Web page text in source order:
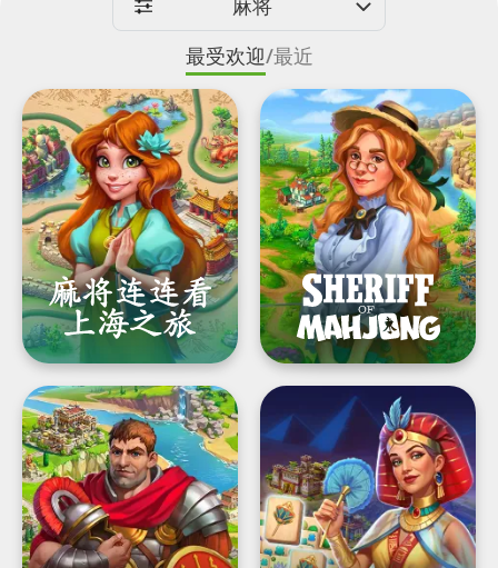
麻将
最受欢迎/最近
麻
将
连
连
看
-
上
海
之
旅
Sheriff
of
Mahjong®:
麻
将
游
戏
Emperor
of
Mahjong®:
配
对
麻
将
牌，
Pyramid
of
Mahjong：
连
连
看
解
谜